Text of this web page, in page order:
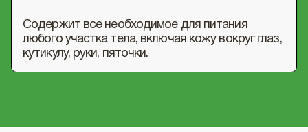
Содержит все необходимое для питания
любого участка тела, включая кожу вокруг глаз,
кутикулу, руки, пяточки.